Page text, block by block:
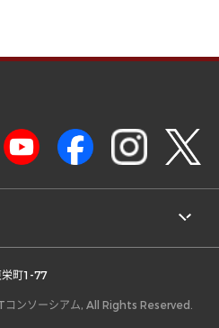
栄町1-77
ンソーシアム, All Rights Reserved.